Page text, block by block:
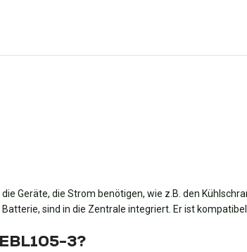
Geräte, die Strom benötigen, wie z.B. den
sind in die Zentrale integriert. Er ist
3?